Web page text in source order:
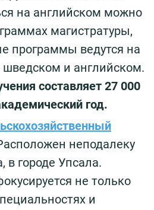
на английском можно
магистратуры,
программы ведутся на
шведском и английском.
составляет 27 000
год.
неподалеку
в городе Упсала.
не только
и